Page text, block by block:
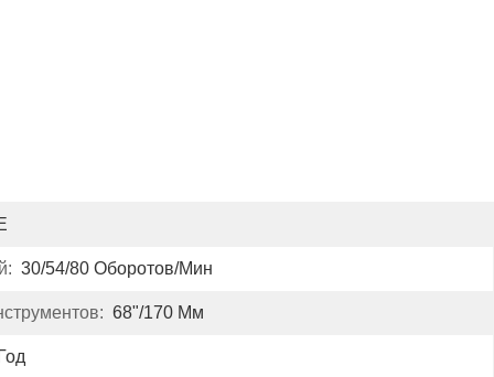
30/54/80 Оборотов/мин
68"/170 Мм